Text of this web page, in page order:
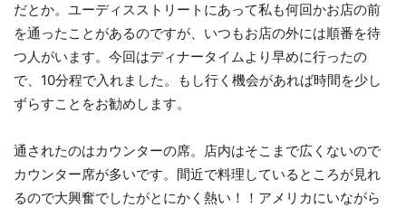
だとか。ユーディスストリートにあって私も何回かお店の前
を通ったことがあるのですが、いつもお店の外には順番を待
つ人がいます。今回はディナータイムより早めに行ったの
で、10分程で入れました。もし行く機会があれば時間を少し
ずらすことをお勧めします。
通されたのはカウンターの席。店内はそこまで広くないので
カウンター席が多いです。間近で料理しているところが見れ
るので大興奮でしたがとにかく熱い！！アメリカにいながら